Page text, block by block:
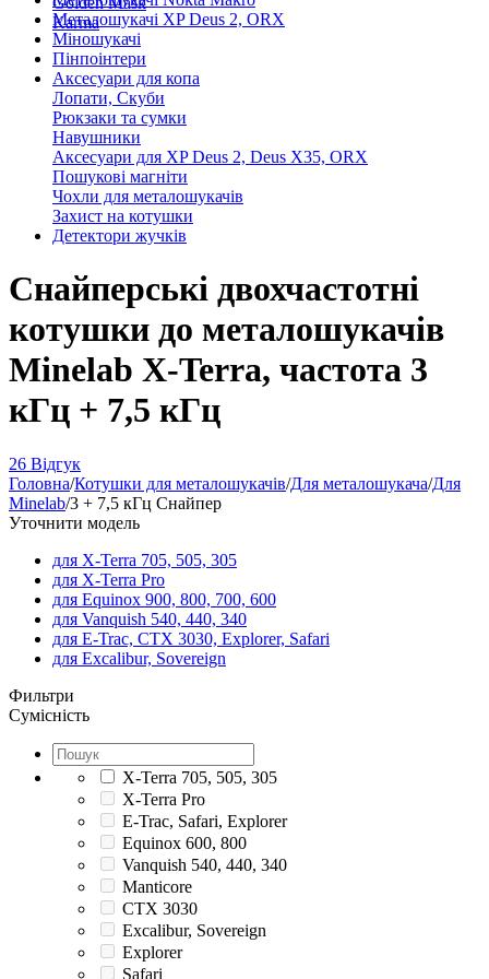
Karma
Металошукачі XP Deus 2, ORX
Міношукачі
Пінпоінтери
Аксесуари для копа
Лопати, Скуби
Рюкзаки та сумки
Навушники
Аксесуари для XP Deus 2, Deus X35, ORX
Пошукові магніти
Чохли для металошукачів
Захист на котушки
Детектори жучків
Снайперські двохчастотні
котушки до металошукачів
Minelab X-Terra, частота 3
кГц + 7,5 кГц
26 Відгук
Головна/Котушки для металошукачів/Для металошукача/Для
Minelab/3 + 7,5 кГц Снайпер
Уточнити модель
для X-Terra 705, 505, 305
для X-Terra Pro
для Equinox 900, 800, 700, 600
для Vanquish 540, 440, 340
для E-Trac, CTX 3030, Explorer, Safari
для Excalibur, Sovereign
Фильтри
Сумісність
X-Terra 705, 505, 305
X-Terra Pro
E-Trac, Safari, Explorer
Equinox 600, 800
Vanquish 540, 440, 340
Manticore
CTX 3030
Excalibur, Sovereign
Explorer
Safari